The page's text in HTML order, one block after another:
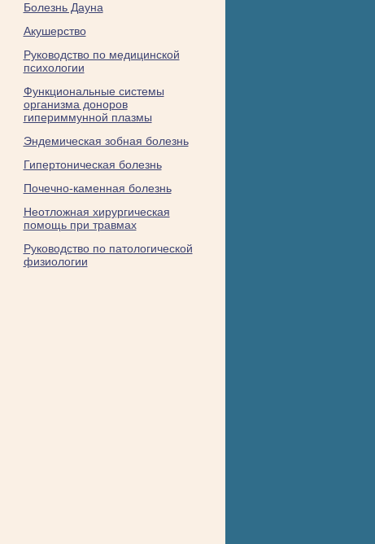
Болезнь Дауна
Акушерство
Руководство по медицинской
психологии
Функциональные системы
организма доноров
гипериммунной плазмы
Эндемическая зобная болезнь
Гипертоническая болезнь
Почечно-каменная болезнь
Неотложная хирургическая
помощь при травмах
Руководство по патологической
физиологии